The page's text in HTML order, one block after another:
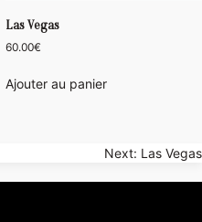
Las Vegas
60.00€
Ajouter au panier
Next: Las Vegas